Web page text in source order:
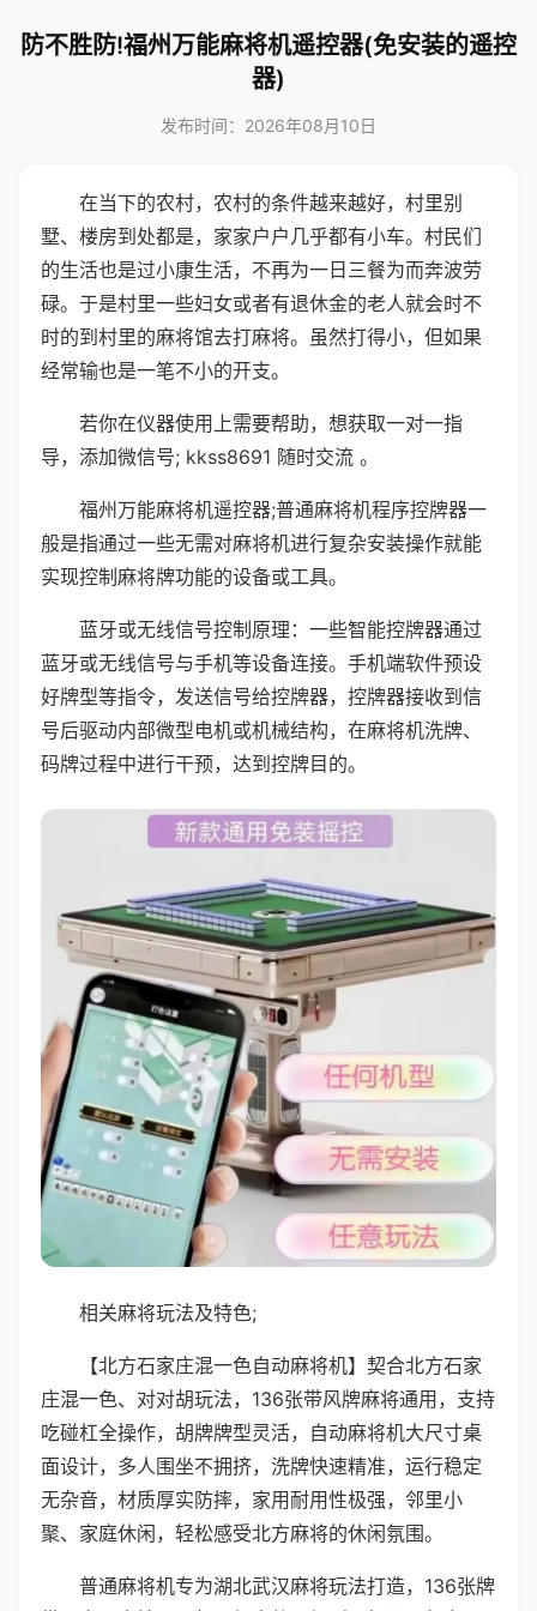
防不胜防!福州万能麻将机遥控器(免安装的遥控
器)
发布时间：2026年08月10日
在当下的农村，农村的条件越来越好，村里别
墅、楼房到处都是，家家户户几乎都有小车。村民们
的生活也是过小康生活，不再为一日三餐为而奔波劳
碌。于是村里一些妇女或者有退休金的老人就会时不
时的到村里的麻将馆去打麻将。虽然打得小，但如果
经常输也是一笔不小的开支。
若你在仪器使用上需要帮助，想获取一对一指
导，添加微信号; kkss8691 随时交流 。
福州万能麻将机遥控器;普通麻将机程序控牌器一
般是指通过一些无需对麻将机进行复杂安装操作就能
实现控制麻将牌功能的设备或工具。
蓝牙或无线信号控制原理：一些智能控牌器通过
蓝牙或无线信号与手机等设备连接。手机端软件预设
好牌型等指令，发送信号给控牌器，控牌器接收到信
号后驱动内部微型电机或机械结构，在麻将机洗牌、
码牌过程中进行干预，达到控牌目的。
相关麻将玩法及特色;
【北方石家庄混一色自动麻将机】契合北方石家
庄混一色、对对胡玩法，136张带风牌麻将通用，支持
吃碰杠全操作，胡牌牌型灵活，自动麻将机大尺寸桌
面设计，多人围坐不拥挤，洗牌快速精准，运行稳定
无杂音，材质厚实防摔，家用耐用性极强，邻里小
聚、家庭休闲，轻松感受北方麻将的休闲氛围。
普通麻将机专为湖北武汉麻将玩法打造，136张牌